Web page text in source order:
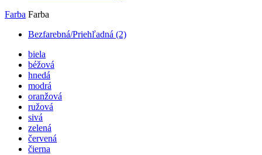
Farba Farba
Bezfarebná/Priehľadná (2)
biela
béžová
hnedá
modrá
oranžová
ružová
sivá
zelená
červená
čierna